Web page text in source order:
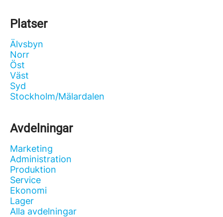
Platser
Älvsbyn
Norr
Öst
Väst
Syd
Stockholm/Mälardalen
Avdelningar
Marketing
Administration
Produktion
Service
Ekonomi
Lager
Alla avdelningar